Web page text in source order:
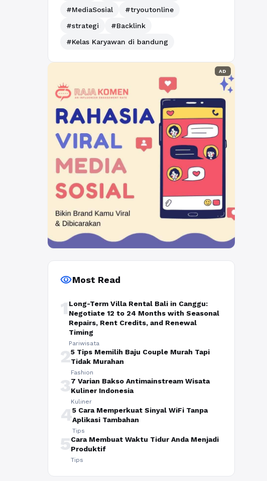
#MediaSosial
#tryoutonline
#strategi
#Backlink
#Kelas Karyawan di bandung
AD
visibilityMost Read
1 Long-Term Villa Rental Bali in Canggu:
Negotiate 12 to 24 Months with Seasonal
Repairs, Rent Credits, and Renewal
Timing
Pariwisata
25 Tips Memilih Baju Couple Murah Tapi
Tidak Murahan
Fashion
37 Varian Bakso Antimainstream Wisata
Kuliner Indonesia
Kuliner
45 Cara Memperkuat Sinyal WiFi Tanpa
Aplikasi Tambahan
Tips
5Cara Membuat Waktu Tidur Anda Menjadi
Produktif
Tips